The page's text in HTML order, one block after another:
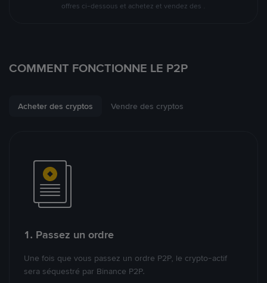
offres ci-dessous et achetez et vendez des .
COMMENT FONCTIONNE LE P2P
Acheter des cryptos Vendre des cryptos
1. Passez un ordre
Une fois que vous passez un ordre P2P, le crypto-actif
sera séquestré par Binance P2P.